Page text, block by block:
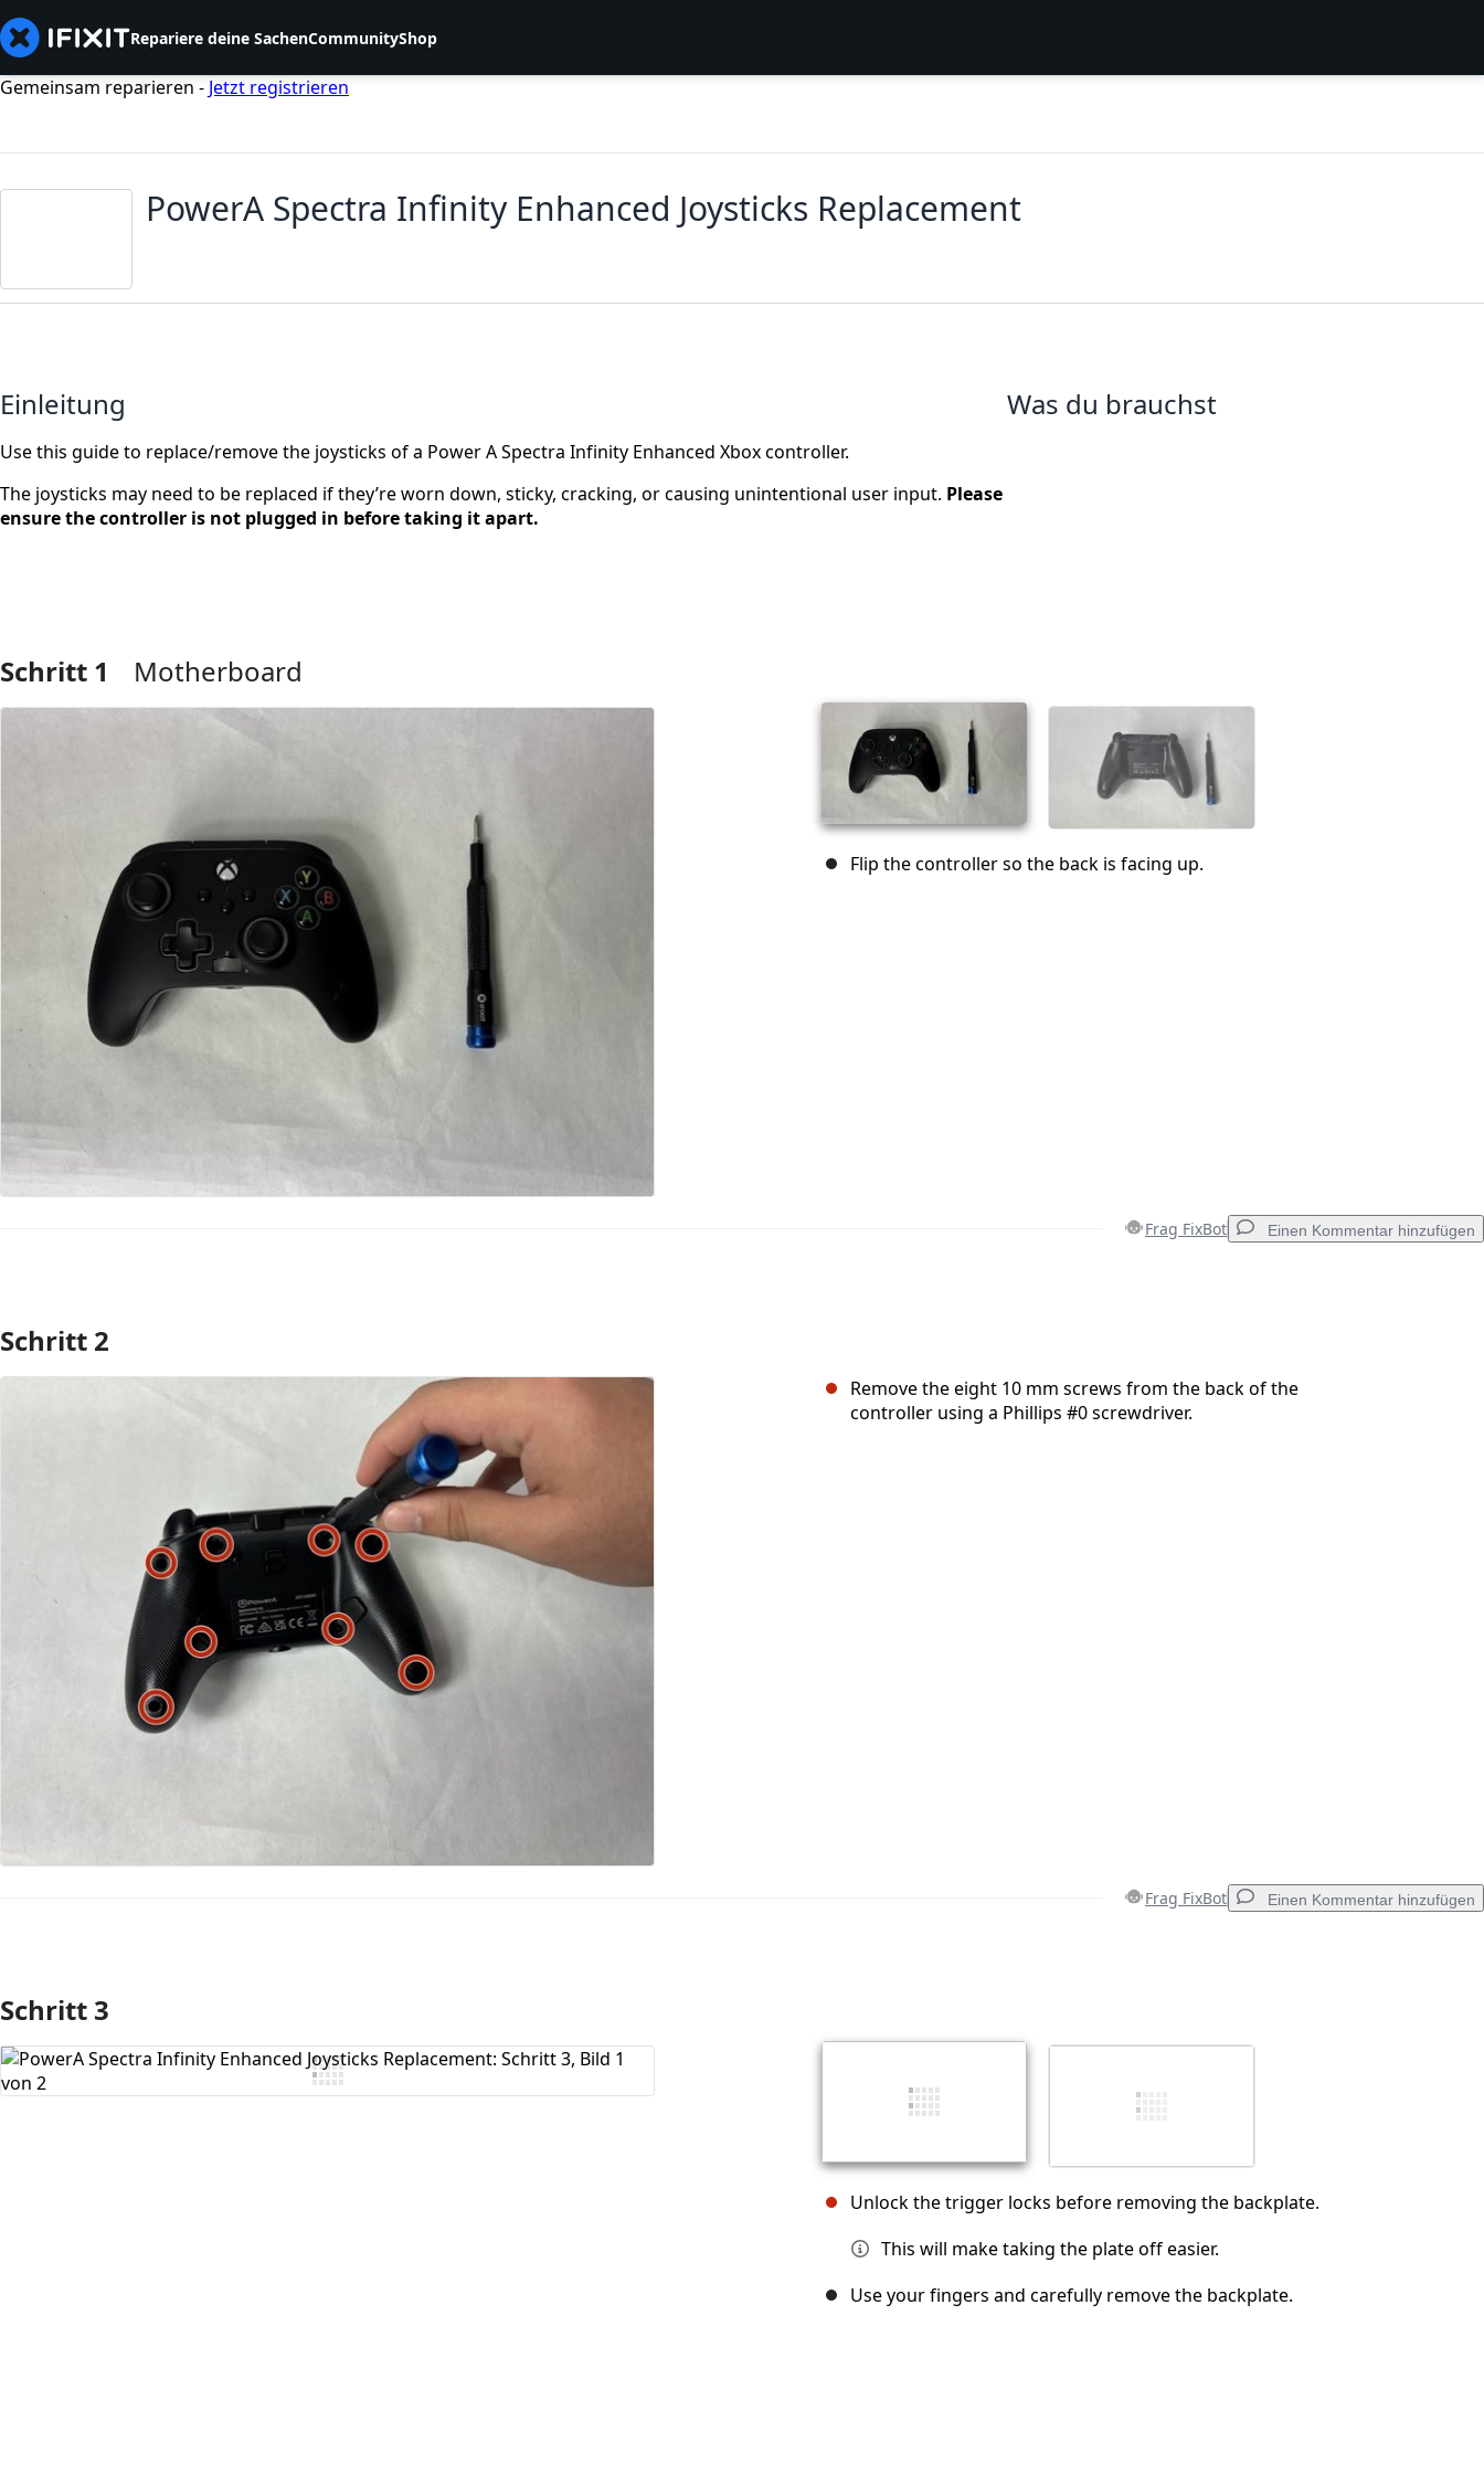
Repariere deine SachenCommunityShop
Gemeinsam reparieren - Jetzt registrieren
PowerA Spectra Infinity Enhanced Joysticks Replacement
Einleitung
Use this guide to replace/remove the joysticks of a Power A Spectra Infinity Enhanced Xbox controller.
The joysticks may need to be replaced if they’re worn down, sticky, cracking, or causing unintentional user input. Please
ensure the controller is not plugged in before taking it apart.
Was du brauchst
Schritt 1 Motherboard
Flip the controller so the back is facing up.
Frag FixBot Einen Kommentar hinzufügen
Kommentar hinzufügen
Schritt 2
Remove the eight 10 mm screws from the back of the
controller using a Phillips #0 screwdriver.
Frag FixBot Einen Kommentar hinzufügen
Kommentar hinzufügen
Schritt 3
Unlock the trigger locks before removing the backplate.
This will make taking the plate off easier.
Use your fingers and carefully remove the backplate.